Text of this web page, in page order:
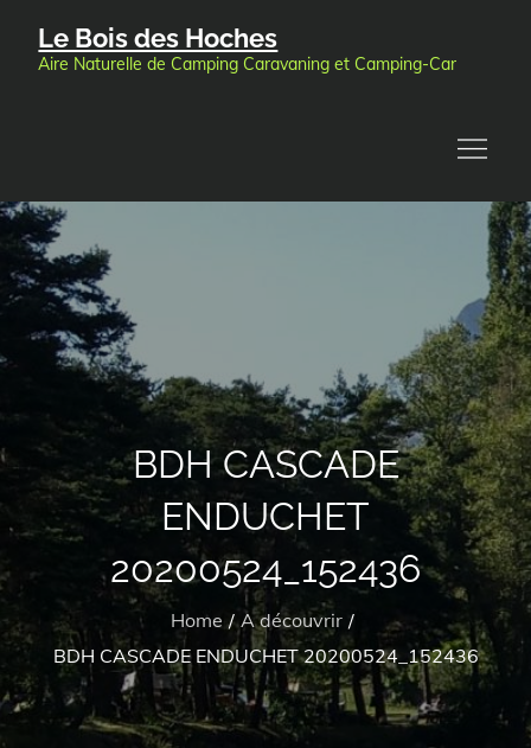
Le Bois des Hoches
Aire Naturelle de Camping Caravaning et Camping-Car
BDH CASCADE
ENDUCHET
20200524_152436
Home
A découvrir
BDH CASCADE ENDUCHET 20200524_152436